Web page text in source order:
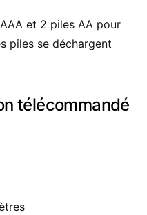
et 2 piles AA pour
piles se déchargent
télécommandé